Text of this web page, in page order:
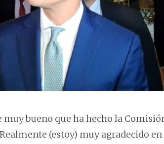
bueno que ha hecho la
Realmente (estoy) muy agradecido